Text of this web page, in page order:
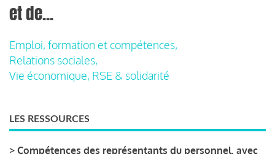
et de...
Emploi, formation et compétences,
Relations sociales,
Vie économique, RSE & solidarité
LES RESSOURCES
> Compétences des représentants du personnel, avec